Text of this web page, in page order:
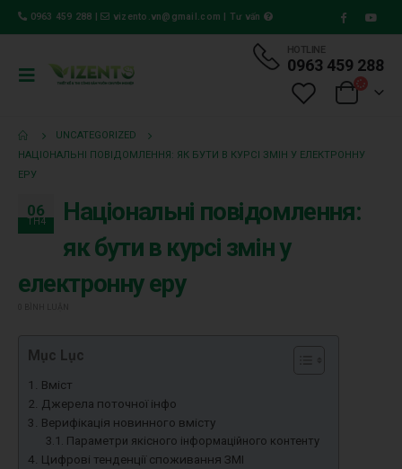
0963 459 288 vizento.vn@gmail.com Tư vấn
HOTLINE
0963 459 288
UNCATEGORIZED
НАЦІОНАЛЬНІ ПОВІДОМЛЕННЯ: ЯК БУТИ В КУРСІ ЗМІН У ЕЛЕКТРОННУ
ЕРУ
06
TH4
Національні повідомлення:
як бути в курсі змін у
електронну еру
Mục Lục
Вміст
Джерела поточної інфо
Верифікація новинного вмісту
Параметри якісного інформаційного контенту
Цифрові тенденції споживання ЗМІ